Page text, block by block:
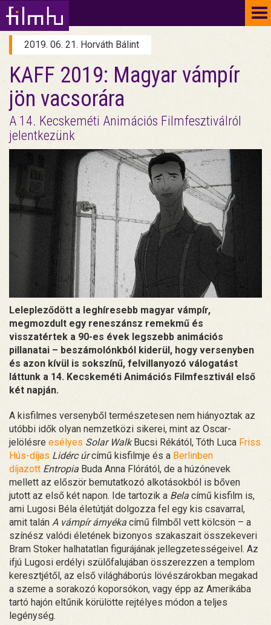
2019. 06. 21. Horváth Bálint
KAFF 2019: Magyar vámpír
jön vacsorára
A 14. Kecskeméti Animációs Filmfesztiválról
jelentkezünk
Lelepleződött a leghíresebb magyar vámpír,
megmozdult egy reneszánsz remekmű és
visszatértek a 90-es évek legszebb animációs
pillanatai – beszámolónkból kiderül, hogy versenyben
és azon kívül is sokszínű, felvillanyozó válogatást
láttunk a 14. Kecskeméti Animációs Filmfesztivál első
két napján.
A kisfilmes versenyből természetesen nem hiányoztak az
utóbbi idők olyan nemzetközi sikerei, mint az Oscar-
jelölésre esélyes Solar WalkBucsi Rékától, Tóth Luca Friss
Hús-díjas Lidérc úrcímű kisfilmje és a Berlinben
díjazott Entropia Buda Anna Flórától, de a húzónevek
mellett az először bemutatkozó alkotásokból is bőven
jutott az első két napon. Ide tartozik a Bela című kisfilm is,
ami Lugosi Béla életútját dolgozza fel egy kis csavarral,
amit talán A vámpír árnyéka című filmből vett kölcsön – a
színész valódi életének bizonyos szakaszait összekeveri
Bram Stoker halhatatlan figurájának jellegzetességeivel. Az
ifjú Lugosi erdélyi szülőfalujában összerezzen a templom
keresztjétől, az első világháborús lövészárokban megakad
a szeme a sorakozó koporsókon, vagy épp az Amerikába
tartó hajón eltűnik körülötte rejtélyes módon a teljes
legénység.